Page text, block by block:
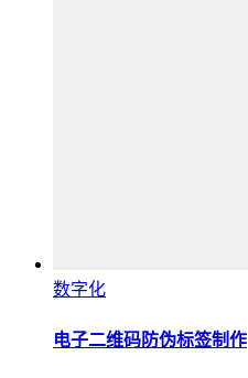
数字化
电子二维码防伪标签制作